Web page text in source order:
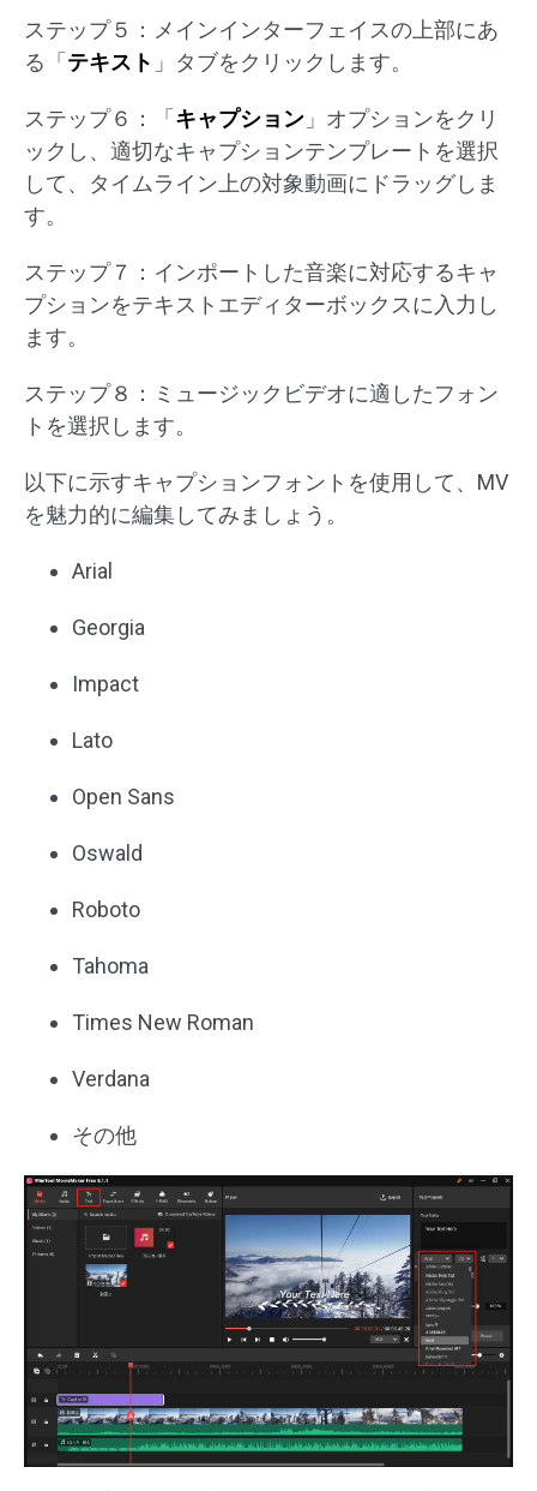
ステップ５：メインインターフェイスの上部にあ
る「テキスト 」タブをクリックします。
ステップ６：「キャプション 」オプションをクリ
ックし、適切なキャプションテンプレートを選択
して、タイムライン上の対象動画にドラッグしま
す。
ステップ７：インポートした音楽に対応するキャ
プションをテキストエディターボックスに入力し
ます。
ステップ８：ミュージックビデオに適したフォン
トを選択します。
以下に示すキャプションフォントを使用して、MV
を魅力的に編集してみましょう。
Arial
Georgia
Impact
Lato
Open Sans
Oswald
Roboto
Tahoma
Times New Roman
Verdana
その他